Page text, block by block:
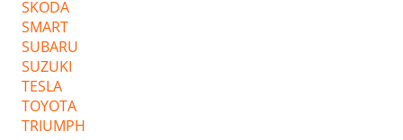
SKODA
SMART
SUBARU
SUZUKI
TESLA
TOYOTA
TRIUMPH